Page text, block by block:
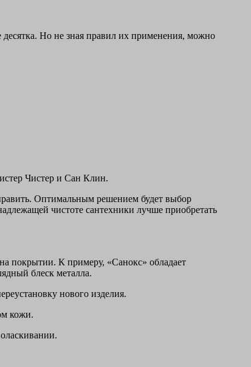
Но не зная правил их применения, можно
Чистер и Сан Клин.
Оптимальным решением будет выбор
чистоте сантехники лучше приобретать
покрытии. К примеру, «Санокс» обладает
блеск металла.
нового изделия.
кожи.